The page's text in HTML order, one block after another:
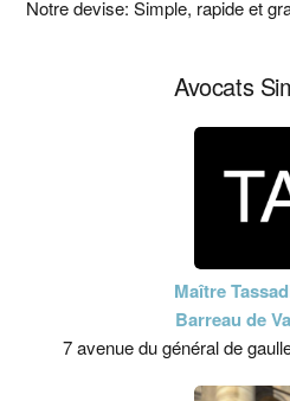
principale
Notre devise: Simple, rapide et
Avocats
Maître
Barreau de
7 avenue du général de